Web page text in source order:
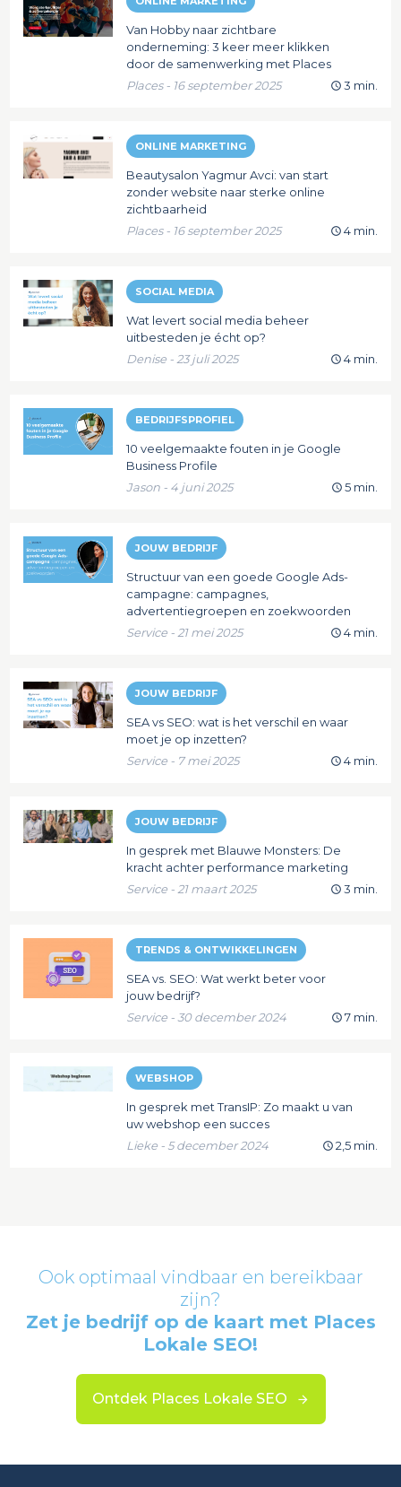
Van Hobby naar zichtbare
onderneming: 3 keer meer klikken
door de samenwerking met Places
Places - 16 september 2025
3 min.
ONLINE MARKETING
Beautysalon Yagmur Avci: van start
zonder website naar sterke online
zichtbaarheid
Places - 16 september 2025
4 min.
SOCIAL MEDIA
Wat levert social media beheer
uitbesteden je écht op?
Denise - 23 juli 2025
4 min.
BEDRIJFSPROFIEL
10 veelgemaakte fouten in je Google
Business Profile
Jason - 4 juni 2025
5 min.
JOUW BEDRIJF
Structuur van een goede Google Ads-
campagne: campagnes,
advertentiegroepen en zoekwoorden
Service - 21 mei 2025
4 min.
JOUW BEDRIJF
SEA vs SEO: wat is het verschil en waar
moet je op inzetten?
Service - 7 mei 2025
4 min.
JOUW BEDRIJF
In gesprek met Blauwe Monsters: De
kracht achter performance marketing
Service - 21 maart 2025
3 min.
TRENDS & ONTWIKKELINGEN
SEA vs. SEO: Wat werkt beter voor
jouw bedrijf?
Service - 30 december 2024
7 min.
WEBSHOP
In gesprek met TransIP: Zo maakt u van
uw webshop een succes
Lieke - 5 december 2024
2,5 min.
Ook optimaal vindbaar en bereikbaar
zijn?
Zet je bedrijf op de kaart met Places
Lokale SEO!
Ontdek Places Lokale SEO